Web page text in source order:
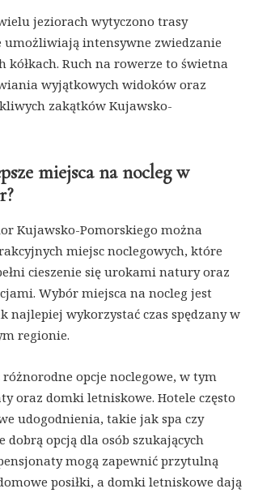
jeziorach wytyczono trasy
umożliwiają intensywne zwiedzanie
kółkach. Ruch na rowerze to świetna
wyjątkowych widoków oraz
zakątków Kujawsko-
miejsca na nocleg w
Kujawsko-Pomorskiego można
miejsc noclegowych, które
cieszenie się urokami natury oraz
Wybór miejsca na nocleg jest
najlepiej wykorzystać czas spędzany w
regionie.
opcje noclegowe, w tym
oraz domki letniskowe. Hotele często
udogodnienia, takie jak spa czy
dobrą opcją dla osób szukających
mogą zapewnić przytulną
posiłki, a domki letniskowe dają